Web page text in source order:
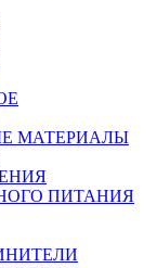
МАТЕРИАЛЫ
ПИТАНИЯ